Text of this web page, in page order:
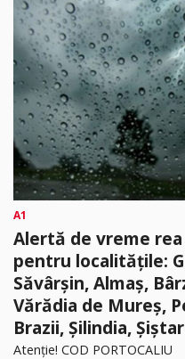
A1
Alertă de vreme
pentru localitățile:
Săvârșin, Almaș,
Vărădia de Mureș,
Brazii, Șilindia,
Atenție! COD PORTOCALIU